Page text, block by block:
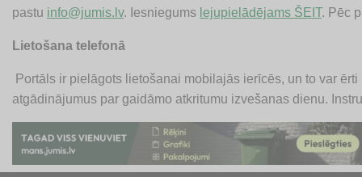
pastu info@jumis.lv. Iesniegums lejupielādējams ŠEIT. Pēc
Lietošana telefonā
Portāls ir pielāgots lietošanai mobilajās ierīcēs, un to var
atgādinājumus par gaidāmo atkritumu izvešanas dienu.